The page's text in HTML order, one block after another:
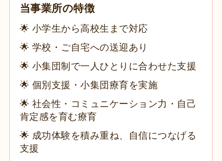
当事業所の特徴
🌟 小学生から高校生まで対応
🌟 学校・ご自宅への送迎あり
🌟 小集団制で一人ひとりに合わせた支援
🌟 個別支援・小集団療育を実施
🌟 社会性・コミュニケーション力・自己
肯定感を育む療育
🌟 成功体験を積み重ね、自信につなげる
支援